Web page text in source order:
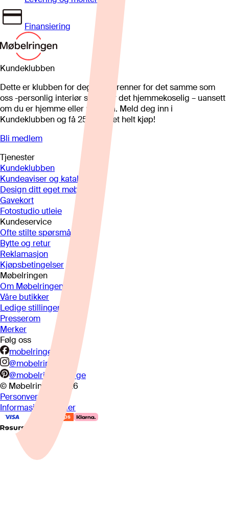
Finansiering
Kundeklubben
Dette er klubben for deg som brenner for det samme som
oss -personlig interiør som gjør det hjemmekoselig – uansett
om du er hjemme eller på hytta. Meld deg inn i
Kundeklubben og få 25%* på et helt kjøp!
Bli medlem
Tjenester
Kundeklubben
Kundeaviser og kataloger
Design ditt eget møbel
Gavekort
Fotostudio utleie
Kundeservice
Ofte stilte spørsmål
Bytte og retur
Reklamasjon
Kjøpsbetingelser
Møbelringen
Om Møbelringen
Våre butikker
Ledige stillinger
Presserom
Merker
Følg oss
mobelringen.no
@mobelringen
@mobelringennorge
© Møbelringen
2026
Personvern
Informasjonskapsler